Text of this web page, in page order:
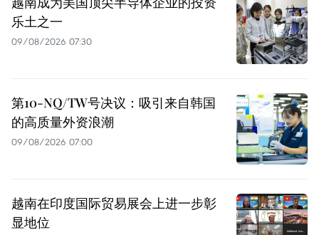
乐土之一
09/08/2026 07:30
第10-NQ/TW号决议：吸引来自韩国
的高质量外资浪潮
09/08/2026 07:00
越南在印度国际贸易展会上进一步彰
显地位